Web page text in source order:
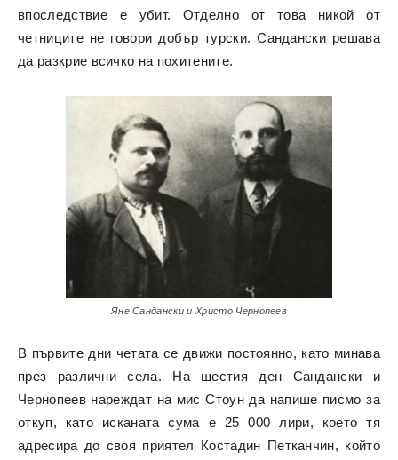
впоследствие е убит. Отделно от това никой от
четниците не говори добър турски. Сандански решава
да разкрие всичко на похитените.
Яне Сандански и Христо Чернопеев
В първите дни четата се движи постоянно, като минава
през различни села. На шестия ден Сандански и
Чернопеев нареждат на мис Стоун да напише писмо за
откуп, като исканата сума е 25 000 лири, което тя
адресира до своя приятел Костадин Петканчин, който